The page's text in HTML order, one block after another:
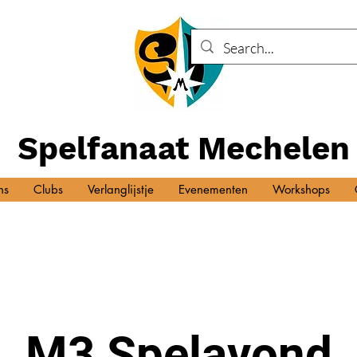
Spelfanaat Mechelen
Clubs Verlanglijstje Evenementen Workshops